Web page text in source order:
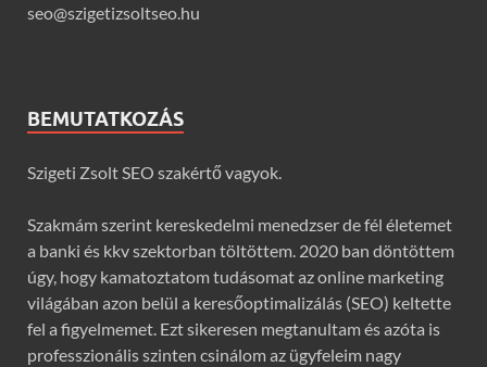
seo@szigetizsoltseo.hu
BEMUTATKOZÁS
Szigeti Zsolt SEO szakértő vagyok.
Szakmám szerint kereskedelmi menedzser de fél életemet
a banki és kkv szektorban töltöttem. 2020 ban döntöttem
úgy, hogy kamatoztatom tudásomat az online marketing
világában azon belül a keresőoptimalizálás (SEO) keltette
fel a figyelmemet. Ezt sikeresen megtanultam és azóta is
professzionális szinten csinálom az ügyfeleim nagy